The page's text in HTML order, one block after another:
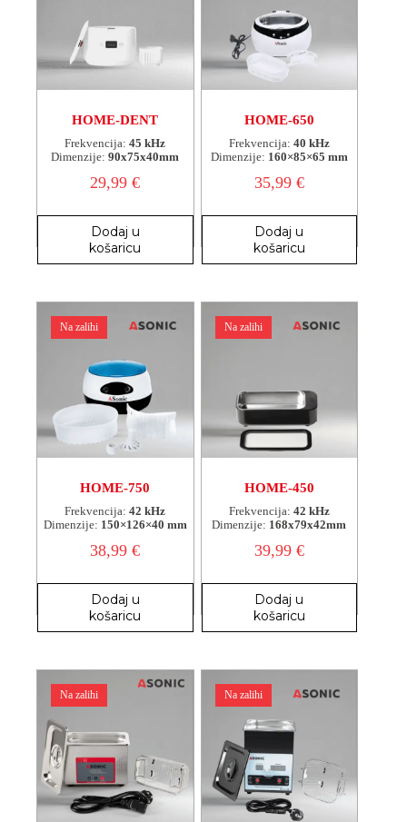
HOME-DENT
Frekvencija: 45 kHz
Dimenzije: 90x75x40mm
29,99€
Dodaj u
košaricu
HOME-650
Frekvencija: 40 kHz
Dimenzije: 160×85×65 mm
35,99 €
Dodaj u
košaricu
Na zalihi
HOME-750
Frekvencija: 42 kHz
Dimenzije: 150×126×40 mm
38,99€
Dodaj u
košaricu
Na zalihi
HOME-450
Frekvencija: 42 kHz
Dimenzije: 168x79x42mm
39,99 €
Dodaj u
košaricu
Na zalihi Na zalihi